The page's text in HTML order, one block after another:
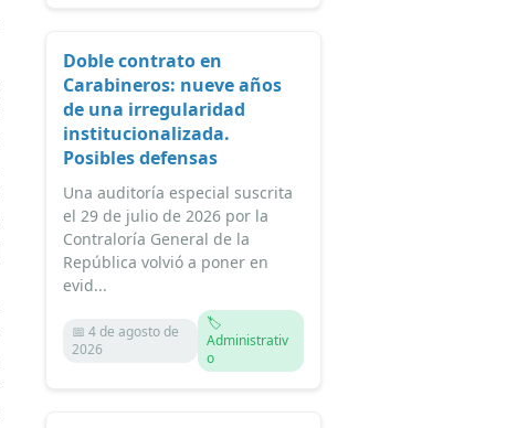
Doble contrato en
Carabineros: nueve años
de una irregularidad
institucionalizada.
Posibles defensas
Una auditoría especial suscrita
el 29 de julio de 2026 por la
Contraloría General de la
República volvió a poner en
evid...
📅 4 de agosto de
2026
🏷️
Administrativ
o